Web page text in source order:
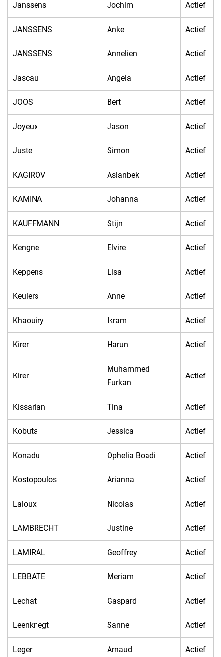
Janssens Jochim Actief
JANSSENS Anke Actief
JANSSENS Annelien Actief
Jascau Angela Actief
JOOS Bert Actief
Joyeux Jason Actief
Juste Simon Actief
KAGIROV Aslanbek Actief
KAMINA Johanna Actief
KAUFFMANN Stijn Actief
Kengne Elvire Actief
Keppens Lisa Actief
Keulers Anne Actief
Khaouiry Ikram Actief
Kirer Harun Actief
Kirer
Muhammed
Furkan
Actief
Kissarian Tina Actief
Kobuta Jessica Actief
Konadu Ophelia Boadi Actief
Kostopoulos Arianna Actief
Laloux Nicolas Actief
LAMBRECHT Justine Actief
LAMIRAL Geoffrey Actief
LEBBATE Meriam Actief
Lechat Gaspard Actief
Leenknegt Sanne Actief
Leger Arnaud Actief